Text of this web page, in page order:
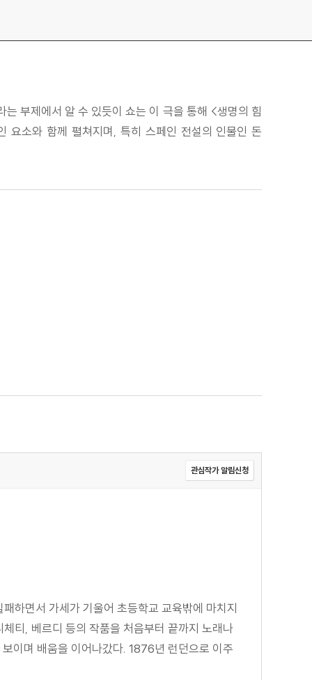
는 부제에서 알 수 있듯이 쇼는 이 극을 통해 <생명의 힘
요소와 함께 펼쳐지며, 특히 스페인 전설의 인물인 돈
관심작가 알림신청
하면서 가세가 기울어 초등학교 교육밖에 마치지
티, 베르디 등의 작품을 처음부터 끝까지 노래나
이며 배움을 이어나갔다. 1876년 런던으로 이주